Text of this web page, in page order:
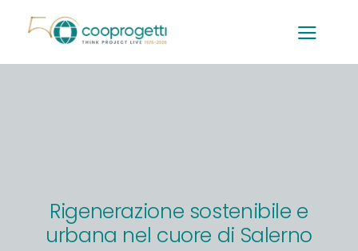
contenuto
Rigenerazione sostenibile e
urbana nel cuore di Salerno